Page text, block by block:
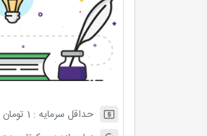
حداقل سرمایه : 1 تومان